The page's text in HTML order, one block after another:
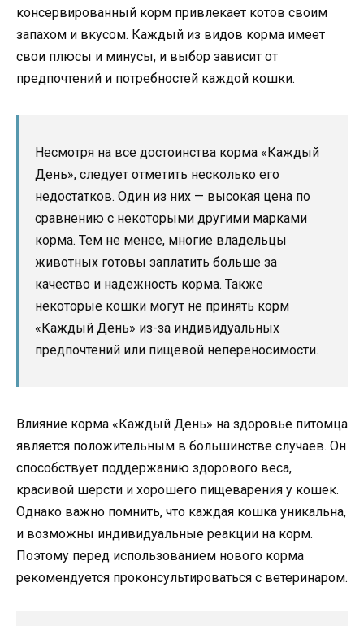
консервированный корм привлекает котов своим
запахом и вкусом. Каждый из видов корма имеет
свои плюсы и минусы, и выбор зависит от
предпочтений и потребностей каждой кошки.
Несмотря на все достоинства корма «Каждый
День», следует отметить несколько его
недостатков. Один из них — высокая цена по
сравнению с некоторыми другими марками
корма. Тем не менее, многие владельцы
животных готовы заплатить больше за
качество и надежность корма. Также
некоторые кошки могут не принять корм
«Каждый День» из-за индивидуальных
предпочтений или пищевой непереносимости.
Влияние корма «Каждый День» на здоровье питомца
является положительным в большинстве случаев. Он
способствует поддержанию здорового веса,
красивой шерсти и хорошего пищеварения у кошек.
Однако важно помнить, что каждая кошка уникальна,
и возможны индивидуальные реакции на корм.
Поэтому перед использованием нового корма
рекомендуется проконсультироваться с ветеринаром.